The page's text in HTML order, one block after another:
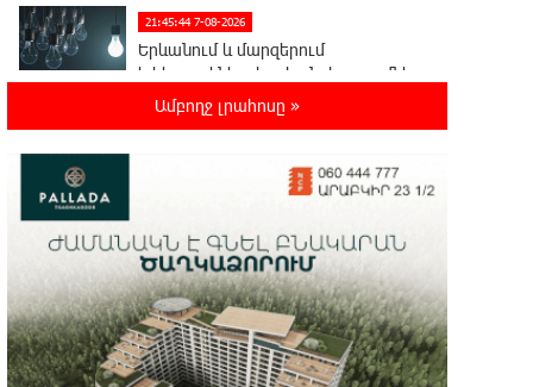
21:45:44 7-08-2026
Երևանում և մարզերում
էլեկտրաէներգիայի ընդհատումներ
Ստեփանավանում ռուս կին է
21:08:37 7-08-2026
ԵԱՏՄ֊ն չի ուզում, որ իր
միջոցներով զարգանա Հայաստանի
տնտեսությունը ու հետո գնա ԵՄ. Արշակ
Կարապետյան
Ամբողջ լրահոսը »